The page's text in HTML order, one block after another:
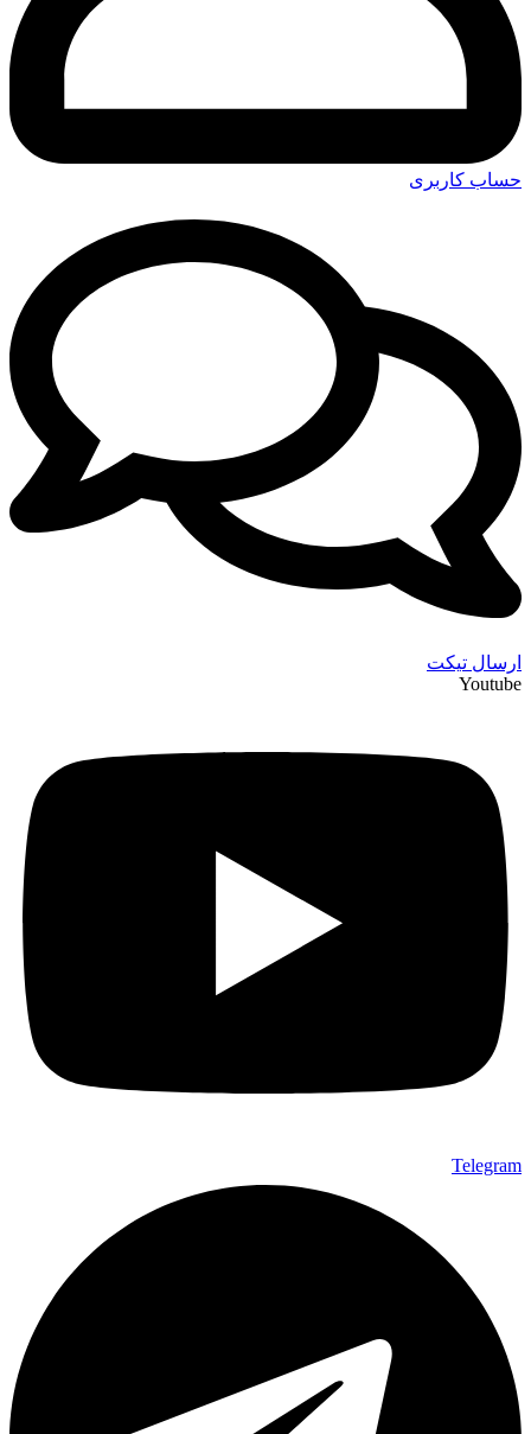
حساب کاربری
ارسال تیکت
Youtube
Telegram